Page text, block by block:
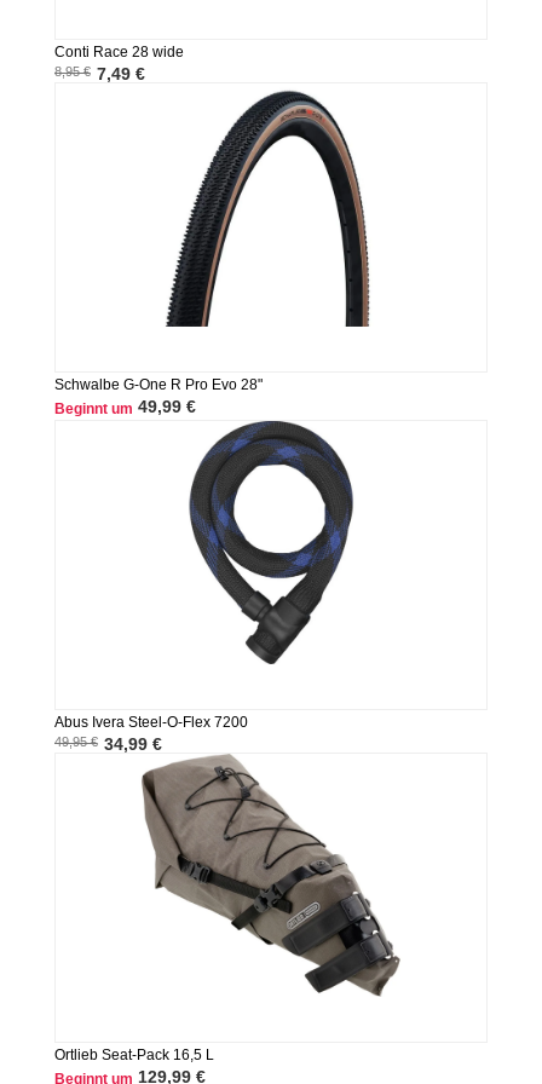
Conti Race 28 wide
8,95 € 7,49 €
Schwalbe G-One R Pro Evo 28"
Beginnt um 49,99 €
Abus Ivera Steel-O-Flex 7200
49,95 € 34,99 €
Ortlieb Seat-Pack 16,5 L
Beginnt um 129,99 €